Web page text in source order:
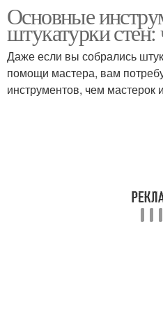
штукатурки
Основные
штукатурки
Даже если вы собрались
помощи мастера, вам
инструментов, чем мастерок